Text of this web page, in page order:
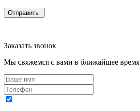
Заказать звонок
Мы свяжемся с вами в ближайшее время